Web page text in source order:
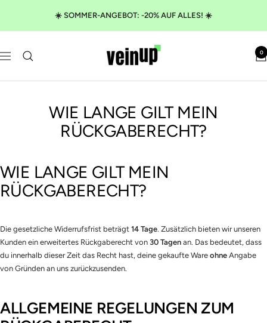
Inhalt
☀️ SOMMER-ANGEBOT: -20% AUF ALLES! ☀️
Navigation
VeinUp 0
WIE LANGE GILT MEIN
RÜCKGABERECHT?
WIE LANGE GILT MEIN
RÜCKGABERECHT?
Die gesetzliche Widerrufsfrist beträgt 14 Tage. Zusätzlich bieten wir unseren
Kunden ein erweitertes Rückgaberecht von 30 Tagen an. Das bedeutet, dass
du innerhalb dieser Zeit das Recht hast, deine gekaufte Ware ohne Angabe
von Gründen an uns zurückzusenden.
ALLGEMEINE REGELUNGEN ZUM